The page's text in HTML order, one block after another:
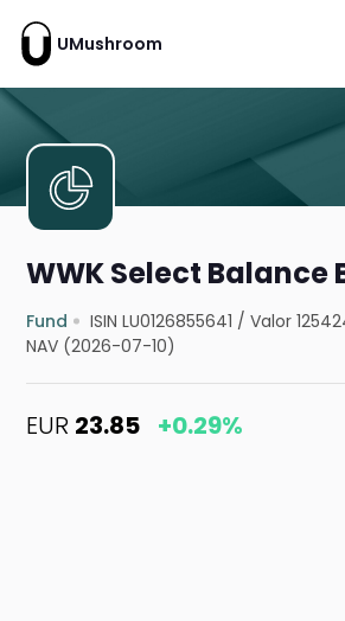
UMushroom
WWK Select Balance
Fund ISIN LU0126855641 /Valor
NAV (2026-07-10)
EUR 23.85 +0.29%